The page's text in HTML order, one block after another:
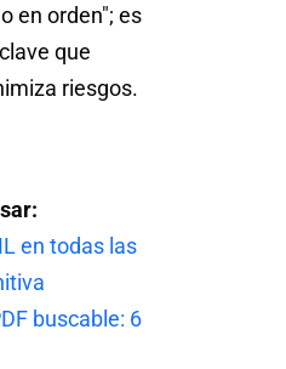
en orden"; es
que
riesgos.
en todas las
buscable: 6